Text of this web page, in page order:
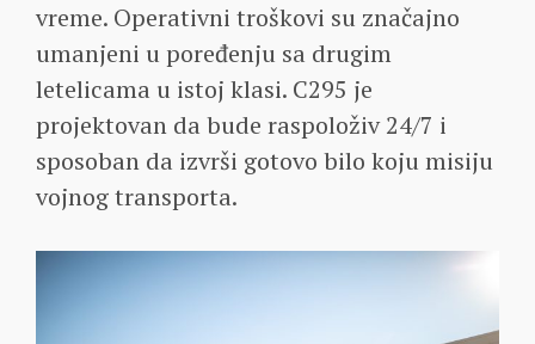
vreme. Operativni troškovi su značajno
umanjeni u poređenju sa drugim
letelicama u istoj klasi. C295 je
projektovan da bude raspoloživ 24/7 i
sposoban da izvrši gotovo bilo koju misiju
vojnog transporta.